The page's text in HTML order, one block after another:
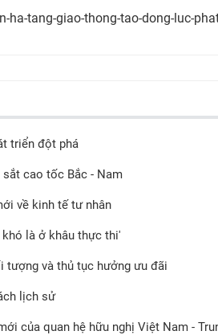
tang-giao-thong-tao-dong-luc-
triển đột phá
cao tốc Bắc - Nam
về kinh tế tư nhân
là ở khâu thực thi'
tượng và thủ tục hưởng ưu đãi
lịch sử
của quan hệ hữu nghị Việt Nam -